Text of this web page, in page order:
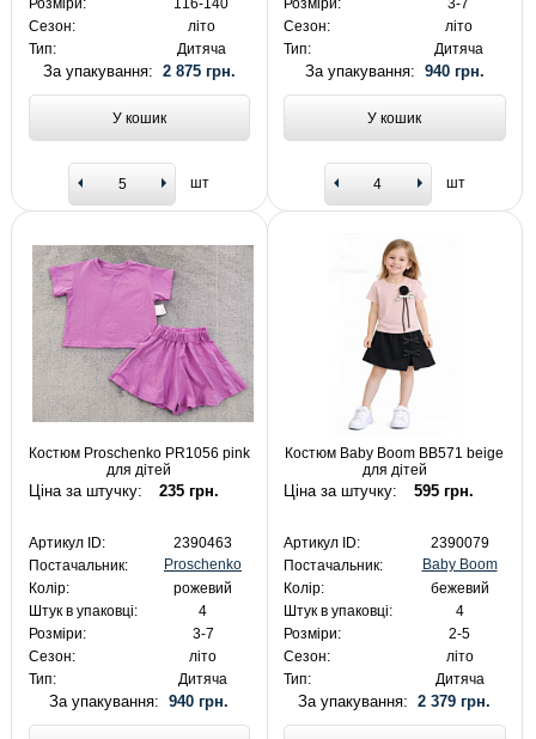
Розміри:
116-140
Сезон:
літо
Тип:
Дитяча
За упакування: 2 875 грн.
У кошик
шт
Розміри:
3-7
Сезон:
літо
Тип:
Дитяча
За упакування: 940 грн.
У кошик
шт
Костюм Proschenko PR1056 pink
для дітей
Ціна за штучку: 235 грн.
Артикул ID:
2390463
Постачальник:
Proschenko
Колір:
рожевий
Штук в упаковці:
4
Розміри:
3-7
Сезон:
літо
Тип:
Дитяча
За упакування:940 грн.
Костюм Baby Boom BB571 beige
для дітей
Ціна за штучку: 595 грн.
Артикул ID:
2390079
Постачальник:
Baby Boom
Колір:
бежевий
Штук в упаковці:
4
Розміри:
2-5
Сезон:
літо
Тип:
Дитяча
За упакування:2 379 грн.